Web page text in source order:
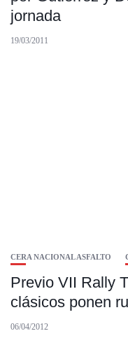
jornada
19/03/2011
CERA NACIONAL ASFALTO
Previo VII Rally
clásicos ponen
06/04/2012